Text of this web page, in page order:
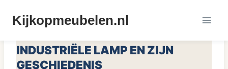
naarKijkopmeubelen.nl
INDUSTRIËLE LAMP EN ZIJN
GESCHIEDENIS